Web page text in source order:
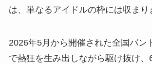
は、単なるアイドルの枠には収まり
2026年5月から開催された全国バン
で熱狂を生み出しながら駆け抜け